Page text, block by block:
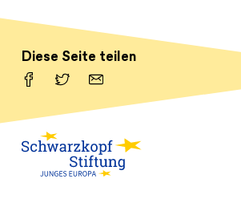
Diese Seite teilen
Facebook
TwitterEmail